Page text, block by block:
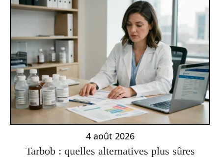
4 août 2026
Tarbob : quelles alternatives plus sûres